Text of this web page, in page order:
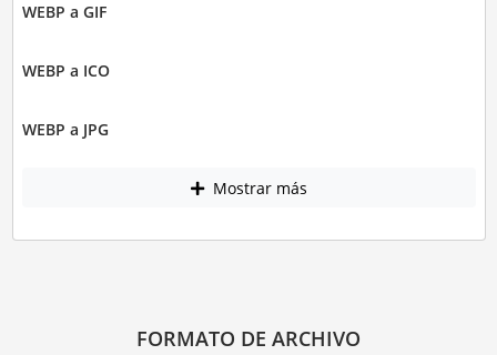
WEBP a GIF
WEBP a ICO
WEBP a JPG
Mostrar más
FORMATO DE ARCHIVO